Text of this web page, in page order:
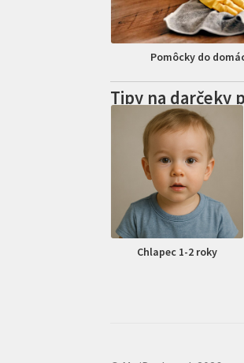
Pomôcky do
Tipy na darčeky
Chlapec 1-2 roky